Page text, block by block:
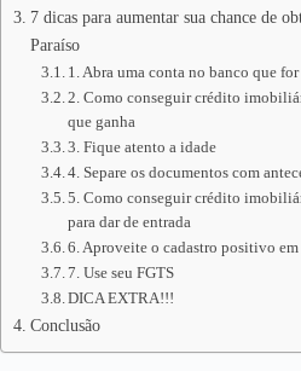
7 dicas para aumentar sua chance de
Paraíso
1. Abra uma conta no banco que
2. Como conseguir crédito
que ganha
3. Fique atento a idade
4. Separe os documentos com
5. Como conseguir crédito
para dar de entrada
6. Aproveite o cadastro positivo em
7. Use seu FGTS
DICA EXTRA!!!
Conclusão